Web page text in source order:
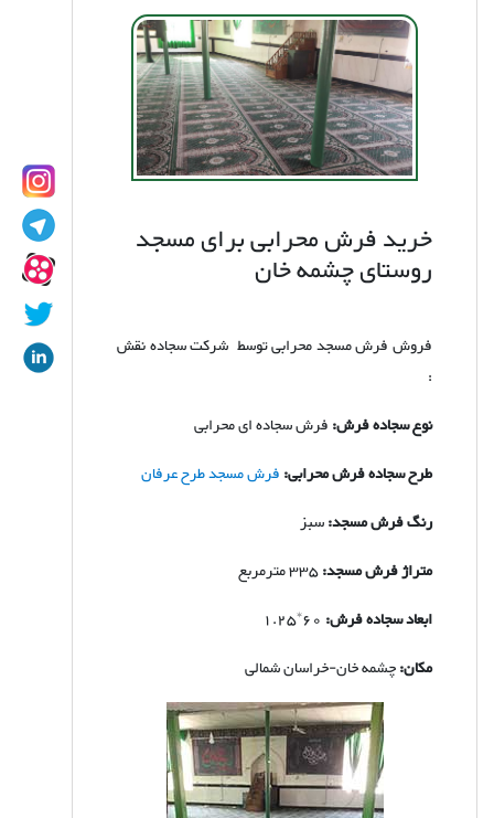
خرید فرش محرابی برای مسجد
روستای چشمه خان
فروش فرش مسجد محرابی توسط شرکت سجاده نقش
:
نوع سجاده فرش:فرش سجاده ای محرابی
طرح سجاده فرش محرابی:فرش مسجد طرح عرفان
رنگ فرش مسجد:سبز
متراژ فرش مسجد:
ابعاد سجاده فرش:
مکان:چشمه خان-خراسان شمالی